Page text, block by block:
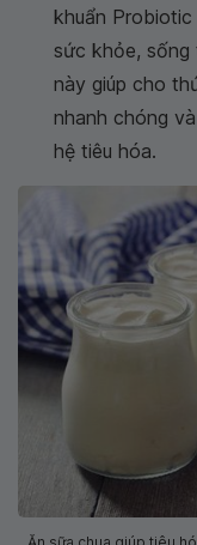
khuẩn
sức khỏe, sống
này giúp cho
nhanh chóng
hệ tiêu hóa.